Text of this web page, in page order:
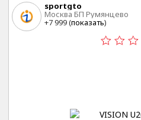
sportgto
Москва БП Румянцево
+7 999 (показать)